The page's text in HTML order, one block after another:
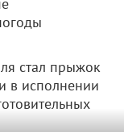
стал прыжок
в исполнении